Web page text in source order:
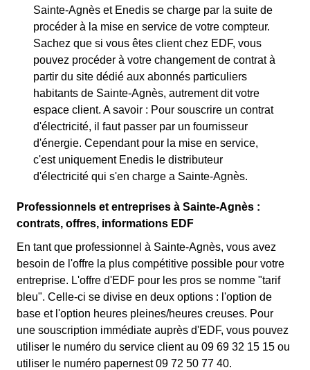
Sainte-Agnès et Enedis se charge par la suite de
procéder à la mise en service de votre compteur.
Sachez que si vous êtes client chez EDF, vous
pouvez procéder à votre changement de contrat à
partir du site dédié aux abonnés particuliers
habitants de Sainte-Agnès, autrement dit votre
espace client. A savoir : Pour souscrire un contrat
d'électricité, il faut passer par un fournisseur
d'énergie. Cependant pour la mise en service,
c'est uniquement Enedis le distributeur
d'électricité qui s'en charge a Sainte-Agnès.
Professionnels et entreprises à Sainte-Agnès :
contrats, offres, informations EDF
En tant que professionnel à Sainte-Agnès, vous avez
besoin de l'offre la plus compétitive possible pour votre
entreprise. L'offre d'EDF pour les pros se nomme "tarif
bleu". Celle-ci se divise en deux options : l'option de
base et l'option heures pleines/heures creuses. Pour
une souscription immédiate auprès d'EDF, vous pouvez
utiliser le numéro du service client au 09 69 32 15 15 ou
utiliser le numéro papernest 09 72 50 77 40.